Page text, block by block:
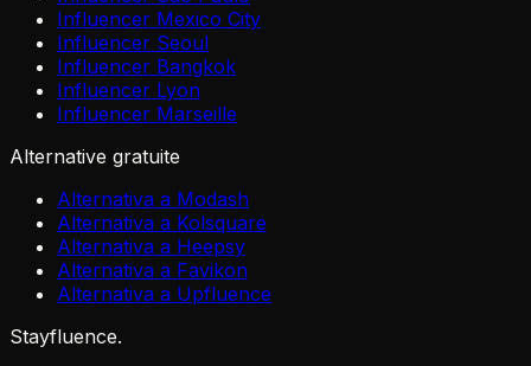
Influencer Mexico City
Influencer Seoul
Influencer Bangkok
Influencer Lyon
Influencer Marseille
Alternative gratuite
Alternativa a Modash
Alternativa a Kolsquare
Alternativa a Heepsy
Alternativa a Favikon
Alternativa a Upfluence
Stayfluence.